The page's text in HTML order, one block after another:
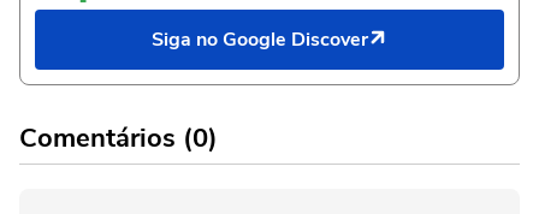
Siga no Google Discover
Comentários (0)